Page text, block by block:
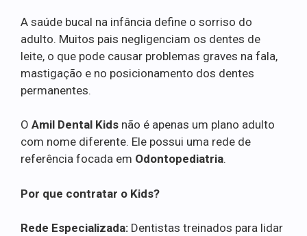
A saúde bucal na infância define o sorriso do
adulto. Muitos pais negligenciam os dentes de
leite, o que pode causar problemas graves na fala,
mastigação e no posicionamento dos dentes
permanentes.
O Amil Dental Kids não é apenas um plano adulto
com nome diferente. Ele possui uma rede de
referência focada em Odontopediatria.
Por que contratar o Kids?
Rede Especializada: Dentistas treinados para lidar